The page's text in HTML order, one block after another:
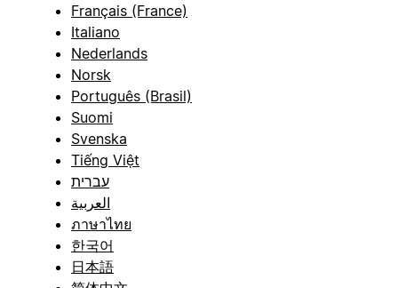
Français (France)
Italiano
Nederlands
Norsk
Português (Brasil)
Suomi
Svenska
Tiếng Việt
עברית
العربية
ภาษาไทย
한국어
日本語